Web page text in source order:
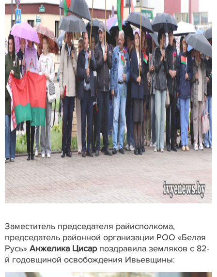
Заместитель председателя райисполкома,
председатель районной организации РОО «Белая
Русь» Анжелика Цисарпоздравила земляков с 82-
й годовщиной освобождения Ивьевщины: